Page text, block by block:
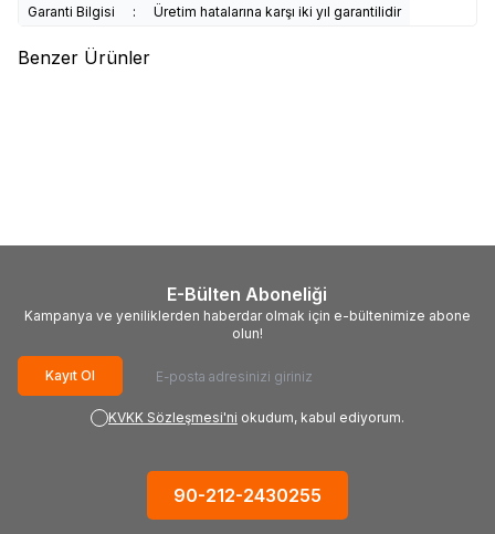
Garanti Bilgisi
: Üretim hatalarına karşı iki yıl garantilidir
Benzer Ürünler
E-Bülten Aboneliği
Kampanya ve yeniliklerden haberdar olmak için e-bültenimize abone
olun!
Kayıt Ol
KVKK Sözleşmesi'ni okudum, kabul ediyorum.
90-212-2430255